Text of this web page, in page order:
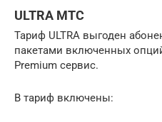
ULTRA МТС
Тариф ULTRA выгоден
пакетами включенных
Premium сервис.
В тариф включены: